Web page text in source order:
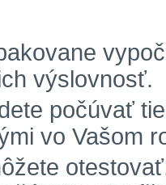
výslovnosť.
počúvať
vo Vašom